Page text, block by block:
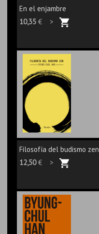
En el enjambre
10,35 € >
Filosofía del budismo zen
12,50€ >